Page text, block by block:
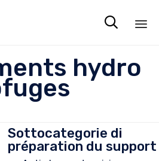

hydro
Sottocategorie di
préparation du support